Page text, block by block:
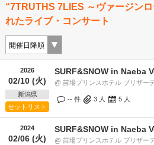
“7TRUTHS 7LIES ～ヴァージン
れたライブ・コンサート
2026
02/10 (火)
新潟県
セットリスト
SURF&SNOW in Naeba
@ 苗場プリンスホテル ブリザー
-- 件 3 人 5 人
2024
02/06 (火)
SURF&SNOW in Naeba
@ 苗場プリンスホテル ブリザー